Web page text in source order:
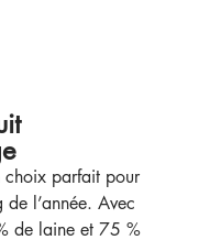
parfait pour
l’année. Avec
de laine et 75 %